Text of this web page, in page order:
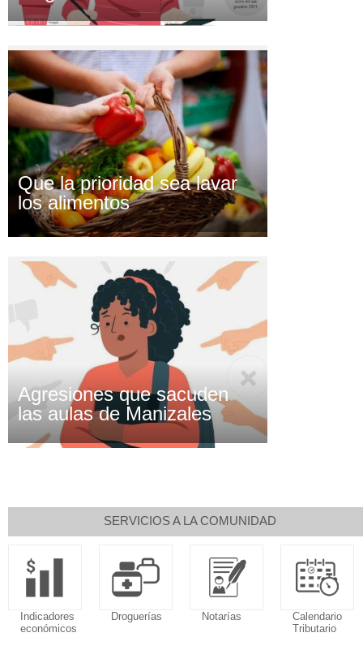
Que la prioridad sea lavar
los alimentos
Agresiones que sacuden
las aulas de Manizales
SERVICIOS A LA COMUNIDAD
Indicadores
económicos
Droguerías Notarías
Calendario
Tributario